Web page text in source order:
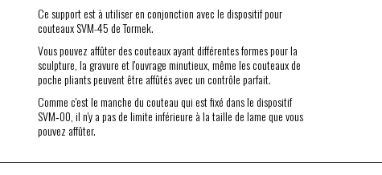
Ce support est à utiliser en conjonction avec le dispositif pour
couteaux SVM-45 de Tormek.
Vous pouvez affûter des couteaux ayant différentes formes pour la
sculpture, la gravure et l'ouvrage minutieux, même les couteaux de
poche pliants peuvent être affûtés avec un contrôle parfait.
Comme c'est le manche du couteau qui est fixé dans le dispositif
SVM‑00, il n'y a pas de limite inférieure à la taille de lame que vous
pouvez affûter.